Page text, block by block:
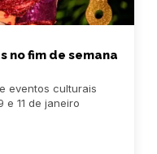
no fim de semana
eventos culturais
11 de janeiro